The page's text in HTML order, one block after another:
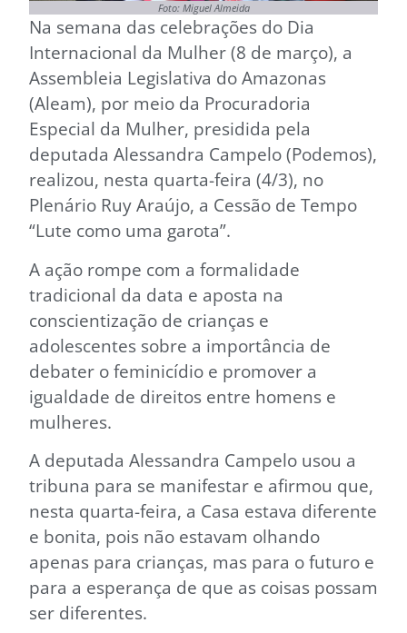
Foto: Miguel Almeida
Na semana das celebrações do Dia
Internacional da Mulher (8 de março), a
Assembleia Legislativa do Amazonas
(Aleam), por meio da Procuradoria
Especial da Mulher, presidida pela
deputada Alessandra Campelo (Podemos),
realizou, nesta quarta-feira (4/3), no
Plenário Ruy Araújo, a Cessão de Tempo
“Lute como uma garota”.
A ação rompe com a formalidade
tradicional da data e aposta na
conscientização de crianças e
adolescentes sobre a importância de
debater o feminicídio e promover a
igualdade de direitos entre homens e
mulheres.
A deputada Alessandra Campelo usou a
tribuna para se manifestar e afirmou que,
nesta quarta-feira, a Casa estava diferente
e bonita, pois não estavam olhando
apenas para crianças, mas para o futuro e
para a esperança de que as coisas possam
ser diferentes.